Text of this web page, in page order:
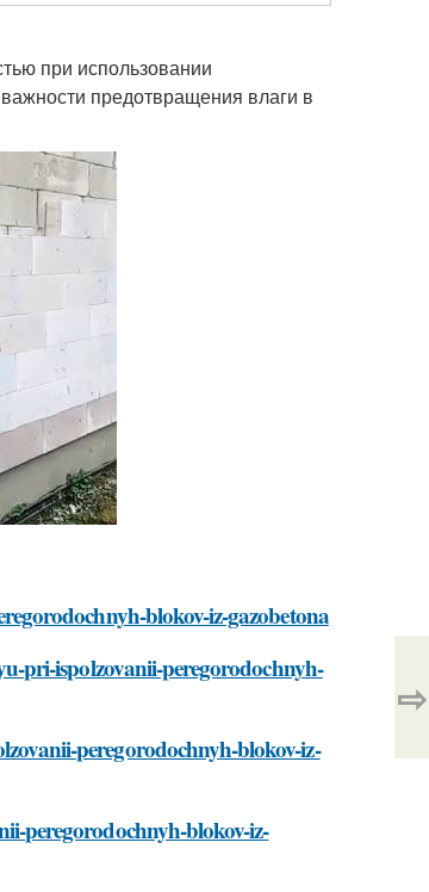
при использовании
предотвращения влаги в
blokov-iz-gazobetona
pri-ispolzovanii-peregorodochnyh-
peregorodochnyh-blokov-iz-
peregorodochnyh-blokov-iz-
⇨